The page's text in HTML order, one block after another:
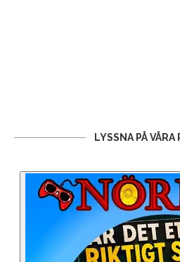
LYSSNA PÅ VÅRA